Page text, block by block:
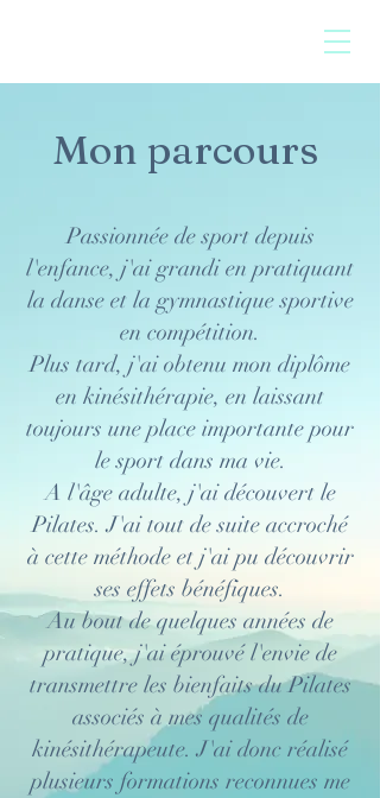
Mon parcours
Passionnée de sport depuis
l'enfance, j'ai grandi en pratiquant
la danse et la gymnastique sportive
en compétition.
Plus tard, j'ai obtenu mon diplôme
en kinésithérapie, en laissant
toujours une place importante pour
le sport dans ma vie.
A l'âge adulte, j'ai découvert le
Pilates. J'ai tout de suite accroché
à cette méthode et j'ai pu découvrir
ses effets bénéfiques.
Au bout de quelques années de
pratique, j'ai éprouvé l'envie de
transmettre les bienfaits du Pilates
associés à mes qualités de
kinésithérapeute. J'ai donc réalisé
plusieurs formations reconnues me